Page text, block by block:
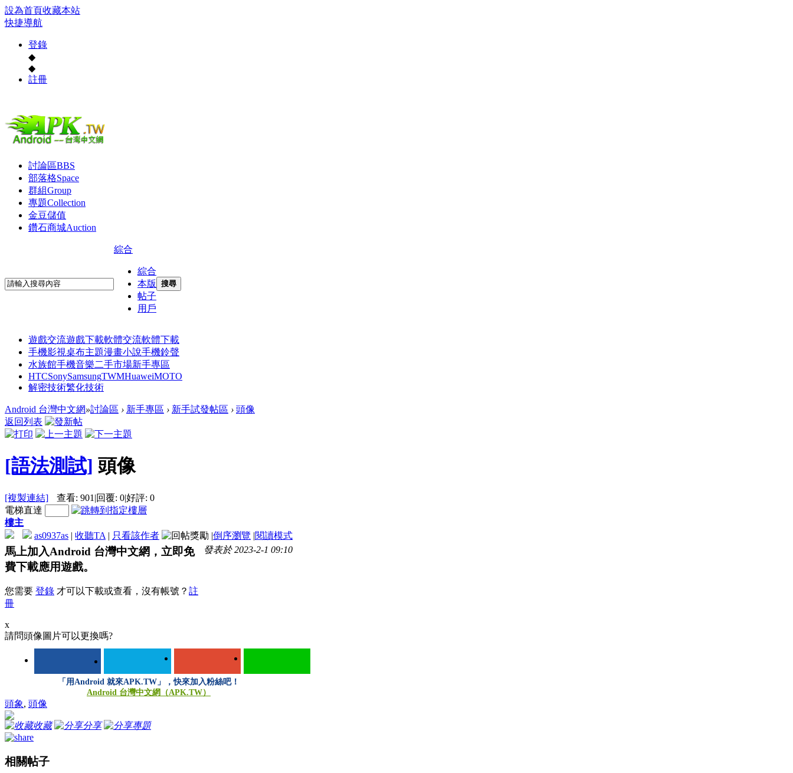
設為首頁收藏本站
快捷導航
登錄
◆
◆
註冊
討論區BBS
部落格Space
群組Group
專題Collection
金豆儲值
鑽石商城Auction
綜合
綜合
本版
帖子
用戶
搜尋
遊戲交流遊戲下載軟體交流軟體下載
手機影視桌布主題漫畫小說手機鈴聲
水族館手機音樂二手市場新手專區
HTCSonySamsungTWMHuaweiMOTO
解密技術繁化技術
Android 台灣中文網»討論區 › 新手專區 › 新手試發帖區 › 頭像
返回列表
[語法測試] 頭像
[複製連結] 查看: 901 |回覆: 0|好評: 0
電梯直達
樓主
as0937as | 收聽TA | 只看該作者 |倒序瀏覽 |閱讀模式
發表於 2023-2-1 09:10
馬上加入Android 台灣中文網，立即免
費下載應用遊戲。
您需要 登錄 才可以下載或查看，沒有帳號？ 註
冊
x
請問頭像圖片可以更換嗎?
「用Android 就來APK.TW」，快來加入粉絲吧！
Android 台灣中文網（APK.TW）
頭象, 頭像
收藏 分享 專題
相關帖子